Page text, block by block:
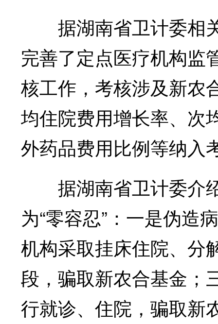
据湖南省卫计委相
完善了定点医疗机构监
核工作，考核涉及新农
均住院费用增长率、次
外药品费用比例等纳入
据湖南省卫计委介
为“零容忍”：一是伪造
机构采取挂床住院、分
段，骗取新农合基金；
行就诊、住院，骗取新